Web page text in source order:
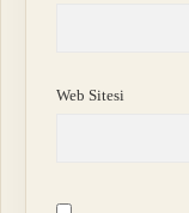
Web Sitesi